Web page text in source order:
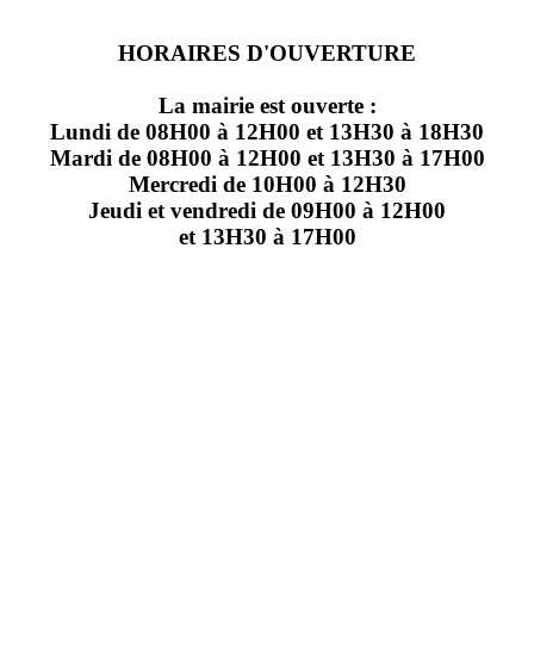
HORAIRES D'OUVERTURE
La mairie est ouverte :
Lundi de 08H00 à 12H00 et 13H30 à 18H30
Mardi de 08H00 à 12H00 et 13H30 à 17H00
Mercredi de 10H00 à 12H30
Jeudi et vendredi de 09H00 à 12H00
et 13H30 à 17H00